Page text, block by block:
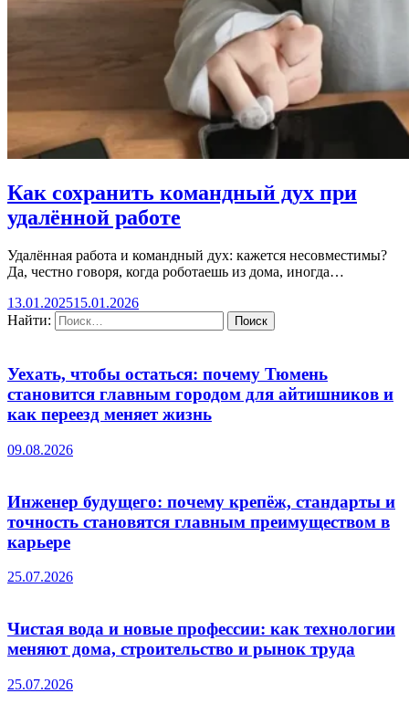
Как сохранить командный дух при
удалённой работе
Удалённая работа и командный дух: кажется несовместимы?
Да, честно говоря, когда роботaешь из дома, иногда…
13.01.202515.01.2026
Найти:
Уехать, чтобы остаться: почему Тюмень
становится главным городом для айтишников и
как переезд меняет жизнь
09.08.2026
Инженер будущего: почему крепёж, стандарты и
точность становятся главным преимуществом в
карьере
25.07.2026
Чистая вода и новые профессии: как технологии
меняют дома, строительство и рынок труда
25.07.2026